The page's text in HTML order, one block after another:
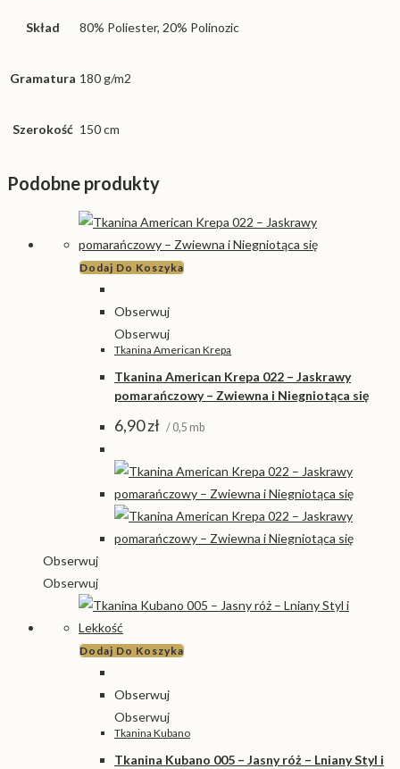
Skład 80% Poliester, 20% Polinozic
Gramatura 180 g/m2
Szerokość 150 cm
Podobne produkty
Dodaj Do Koszyka
Obserwuj
Obserwuj
Tkanina American Krepa
Tkanina American Krepa 022 – Jaskrawy
pomarańczowy – Zwiewna i Niegniotąca się
6,90zł / 0,5 mb
Obserwuj
Obserwuj
Dodaj Do Koszyka
Obserwuj
Obserwuj
Tkanina Kubano
Tkanina Kubano 005 – Jasny róż – Lniany Styl i